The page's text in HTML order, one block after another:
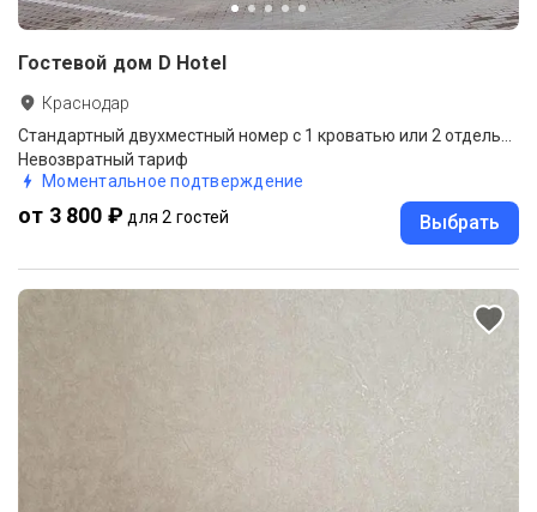
Гостевой дом D Hotel
Краснодар
Невозвратный тариф
Моментальное подтверждение
от 3 800 ₽ для 2 гостей Выбрать